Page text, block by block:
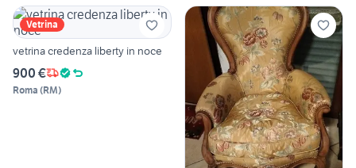
Vetrina
vetrina credenza liberty in noce
900 €
Roma (RM)